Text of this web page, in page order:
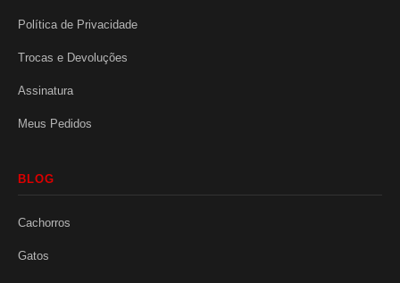
Política de Privacidade
Trocas e Devoluções
Assinatura
Meus Pedidos
BLOG
Cachorros
Gatos